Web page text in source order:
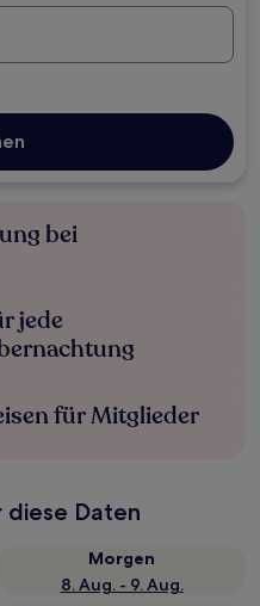
bei
jede
für Mitglieder
diese Daten
Morgen
8. Aug. - 9. Aug.